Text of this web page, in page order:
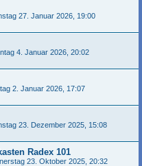
27. Januar 2026, 19:00
4. Januar 2026, 20:02
2. Januar 2026, 17:07
23. Dezember 2025, 15:08
Radex 101
23. Oktober 2025, 20:32